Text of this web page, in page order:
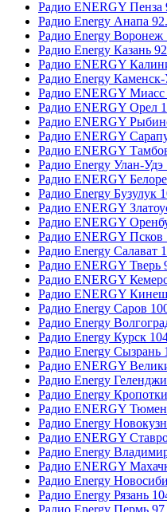
Радио ENERGY Пенза
Радио Energy Анапа
Радио Energy Воронеж
Радио Energy Казань
Радио ENERGY
Радио Energy
Радио ENERGY Миасс
Радио ENERGY Орел
Радио ENERGY
Радио ENERGY
Радио ENERGY
Радио Energy Улан-Удэ
Радио ENERGY
Радио Energy Бузулук
Радио ENERGY
Радио ENERGY
Радио ENERGY Псков
Радио Energy Салават
Радио ENERGY Тверь
Радио ENERGY
Радио ENERGY
Радио Energy Саров
Радио Energy
Радио Energy Курск
Радио Energy Сызрань
Радио ENERGY
Радио Energy
Радио Energy
Радио ENERGY
Радио Energy
Радио ENERGY
Радио Energy
Радио ENERGY
Радио Energy
Радио Energy Рязань
Радио Energy Пермь